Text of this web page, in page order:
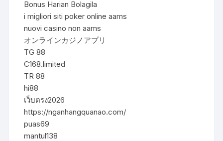
Bonus Harian Bolagila
i migliori siti poker online aams
nuovi casino non aams
オンラインカジノアプリ
TG 88
C168.limited
TR 88
hi88
เว็บตรง2026
https://nganhangquanao.com/
puas69
mantul138